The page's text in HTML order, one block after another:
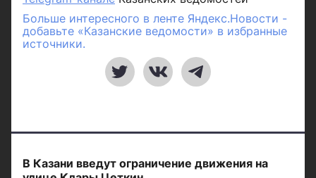
Больше интересного в ленте Яндекс.Новости -
добавьте «Казанские ведомости» в избранные
источники.
В Казани введут ограничение движения на